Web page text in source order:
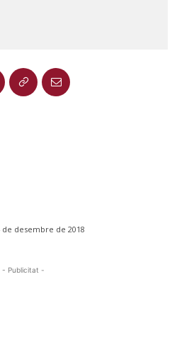
de desembre de 2018
- Publicitat -